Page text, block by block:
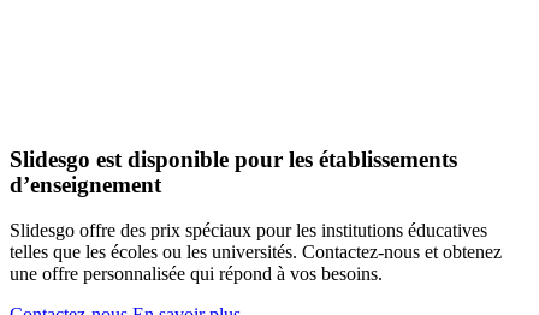
Slidesgo est disponible pour les établissements
d’enseignement
Slidesgo offre des prix spéciaux pour les institutions éducatives
telles que les écoles ou les universités. Contactez-nous et obtenez
une offre personnalisée qui répond à vos besoins.